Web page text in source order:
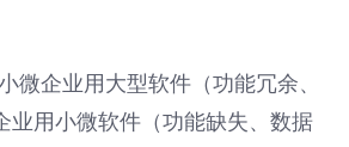
微企业用大型软件（功能冗余、
业用小微软件（功能缺失、数据